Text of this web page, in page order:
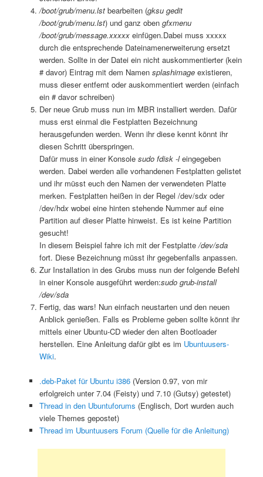
/boot/grub/menu.lstbearbeiten (gksu gedit
/boot/grub/menu.lst) und ganz oben gfxmenu
/boot/grub/message.xxxxxeinfügen.Dabei muss xxxxx
durch die entsprechende Dateinamenerweiterung ersetzt
werden. Sollte in der Datei ein nicht auskommentierter (kein
# davor) Eintrag mit dem Namen splashimageexistieren,
muss dieser entfernt oder auskommentiert werden (einfach
ein # davor schreiben)
Der neue Grub muss nun im MBR installiert werden. Dafür
muss erst einmal die Festplatten Bezeichnung
herausgefunden werden. Wenn ihr diese kennt könnt ihr
diesen Schritt überspringen.
Dafür muss in einer Konsole sudo fdisk -leingegeben
werden. Dabei werden alle vorhandenen Festplatten gelistet
und ihr müsst euch den Namen der verwendeten Platte
merken. Festplatten heißen in der Regel /dev/sdxoder
/dev/hdxwobei eine hinten stehende Nummer auf eine
Partition auf dieser Platte hinweist. Es ist keine Partition
gesucht!
In diesem Beispiel fahre ich mit der Festplatte /dev/sda
fort. Diese Bezeichnung müsst ihr gegebenfalls anpassen.
Zur Installation in des Grubs muss nun der folgende Befehl
in einer Konsole ausgeführt werden:sudo grub-install
/dev/sda
Fertig, das wars! Nun einfach neustarten und den neuen
Anblick genießen. Falls es Probleme geben sollte könnt ihr
mittels einer Ubuntu-CD wieder den alten Bootloader
herstellen. Eine Anleitung dafür gibt es im Ubuntuusers-
Wiki.
.deb-Paket für Ubuntu i386(Version 0.97, von mir
erfolgreich unter 7.04 (Feisty) und 7.10 (Gutsy) getestet)
Thread in den Ubuntuforums (Englisch, Dort wurden auch
viele Themes gepostet)
Thread im Ubuntuusers Forum (Quelle für die Anleitung)